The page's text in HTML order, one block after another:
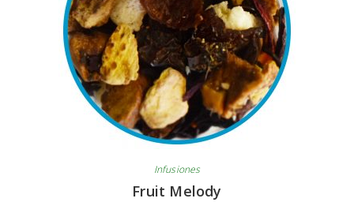
Infusiones
Fruit Melody